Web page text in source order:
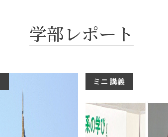
学部レポート
ミニ講義